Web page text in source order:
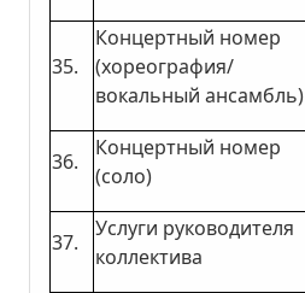
35.
Концертный номер
(хореография/
вокальный ансамбль)
36.
Концертный номер
(соло)
37.
Услуги руководителя
коллектива